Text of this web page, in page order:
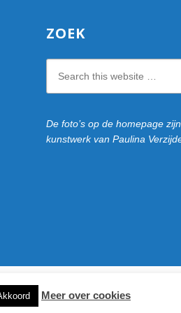
ZOEK
this
website
De foto’s op de homepage
kunstwerk van Paulina
Meer over cookies